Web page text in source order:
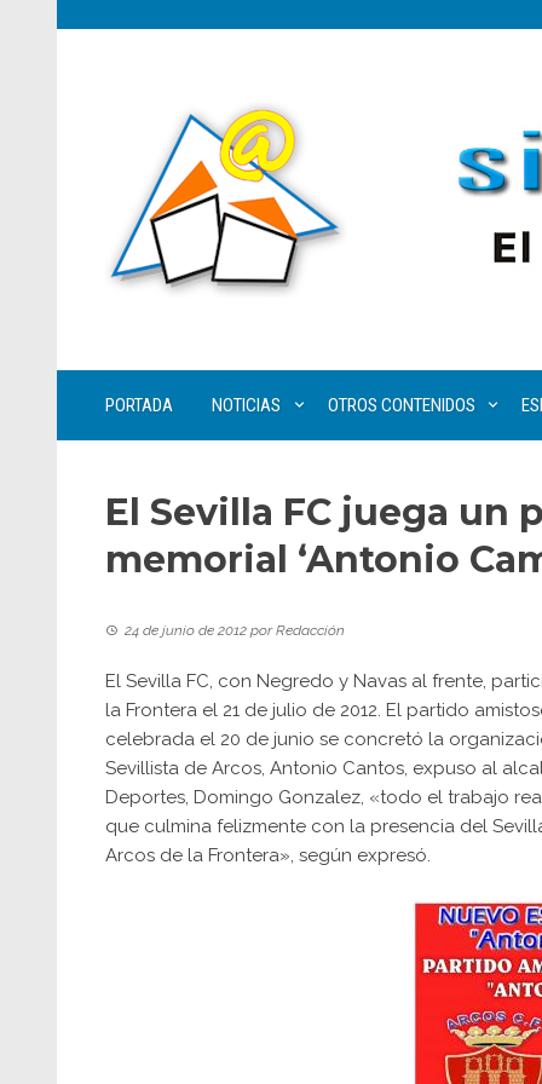
PORTADA NOTICIAS OTROS CONTENIDOS
El Sevilla FC juega un
memorial ‘Antonio
24 de junio de 2012 porRedacción
El Sevilla FC, con Negredo y Navas al frente,
la Frontera el 21 de julio de 2012. El partido
celebrada el 20 de junio se concretó la
Sevillista de Arcos, Antonio Cantos, expuso al
Deportes, Domingo Gonzalez, «todo el trabajo
que culmina felizmente con la presencia del
Arcos de la Frontera», según expresó.